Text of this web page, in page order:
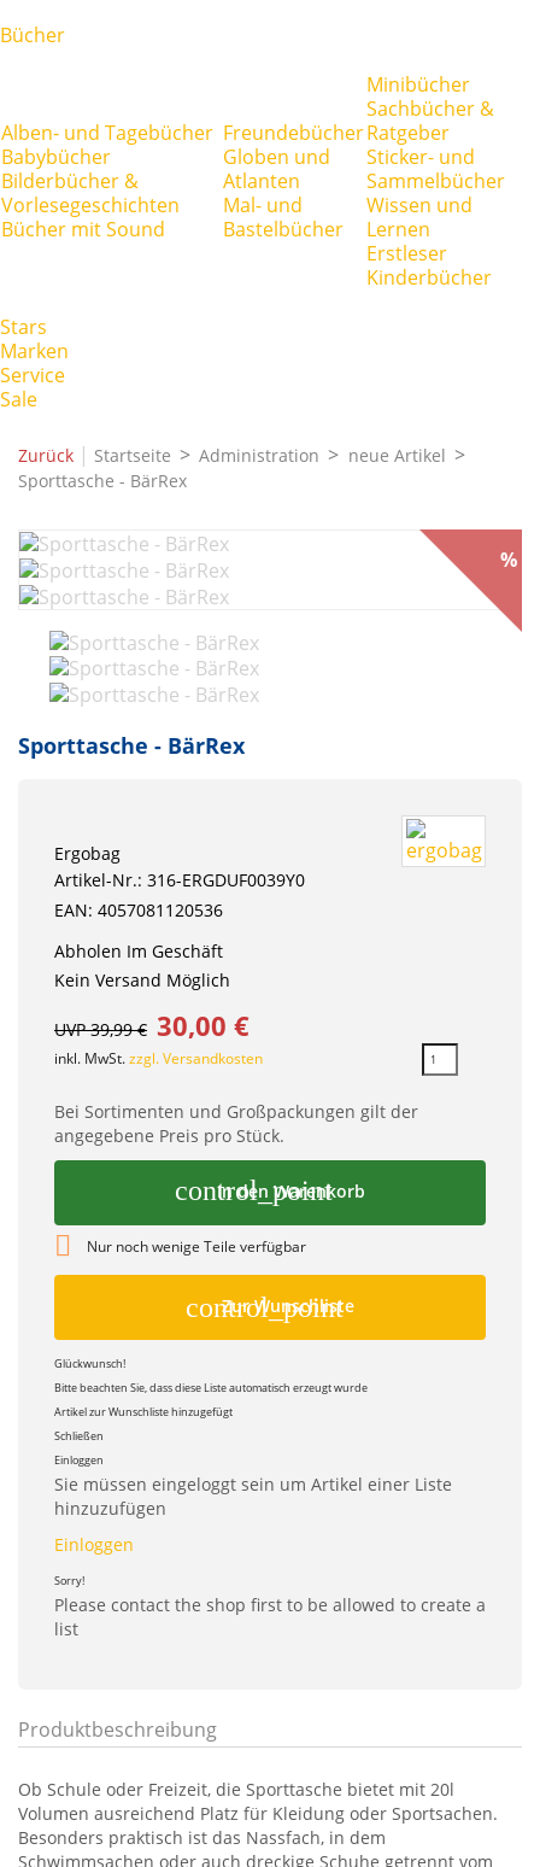
Bücher
Alben- und Tagebücher
Babybücher
Bilderbücher &
Vorlesegeschichten
Bücher mit Sound
Freundebücher
Globen und
Atlanten
Mal- und
Bastelbücher
Minibücher
Sachbücher &
Ratgeber
Sticker- und
Sammelbücher
Wissen und
Lernen
Erstleser
Kinderbücher
Stars
Marken
Service
Sale
Zurück | Startseite Administration
neue Artikel
Sporttasche - BärRex
%
Sporttasche - BärRex
Ergobag
Artikel-Nr.: 316-ERGDUF0039Y0
EAN: 4057081120536
Abholen Im Geschäft
Kein Versand Möglich
UVP 39,99 € 30,00 €
inkl. MwSt.zzgl. Versandkosten
Bei Sortimenten und Großpackungen gilt der
angegebene Preis pro Stück.
control_point
In den Warenkorb
 Nur noch wenige Teile verfügbar
control_point
Zur Wunschliste
Glückwunsch!
Bitte beachten Sie, dass diese Liste automatisch erzeugt wurde
Artikel zur Wunschliste hinzugefügt
Schließen
Einloggen
Sie müssen eingeloggt sein um Artikel einer Liste
hinzuzufügen
Einloggen
Sorry!
Please contact the shop first to be allowed to create a
list
Produktbeschreibung
Ob Schule oder Freizeit, die Sporttasche bietet mit 20l
Volumen ausreichend Platz für Kleidung oder Sportsachen.
Besonders praktisch ist das Nassfach, in dem
Schwimmsachen oder auch dreckige Schuhe getrennt vom